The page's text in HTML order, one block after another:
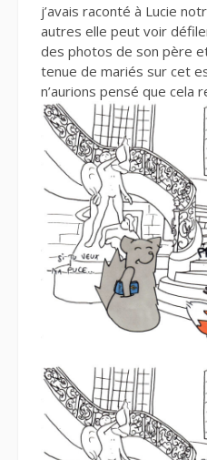
j’avais raconté à Lucie
autres elle peut voir
des photos de son père
tenue de mariés sur cet
n’aurions pensé que cela